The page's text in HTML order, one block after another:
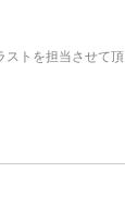
ストを担当させて頂